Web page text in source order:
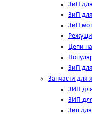
ЗиП
ЗиП
ЗиП
Цепи
ЗиП
Запчасти для
ЗИП
ЗИП
Зип